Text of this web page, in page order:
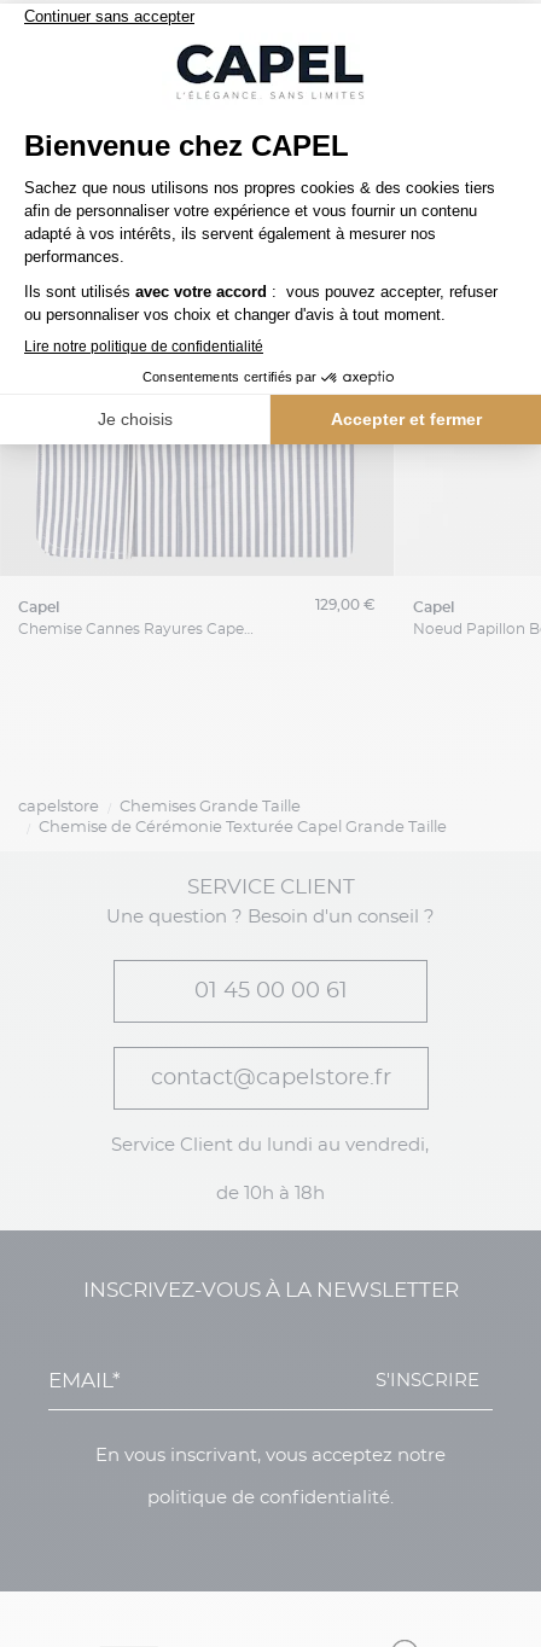
Nos clients aiment aussi
capel
Chemise Cannes Rayures Capel Grande Taille
129,00 € capel
capelstore
Chemises Grande Taille
Chemise de Cérémonie Texturée Capel Grande Taille
SERVICE CLIENT
Une question ? Besoin d'un conseil ?
01 45 00 00 61
contact@capelstore.fr
Service Client du lundi au vendredi,
de 10h à 18h
INSCRIVEZ-VOUS À LA NEWSLETTER
S'INSCRIRE
En vous inscrivant, vous acceptez notre
politique de confidentialité.